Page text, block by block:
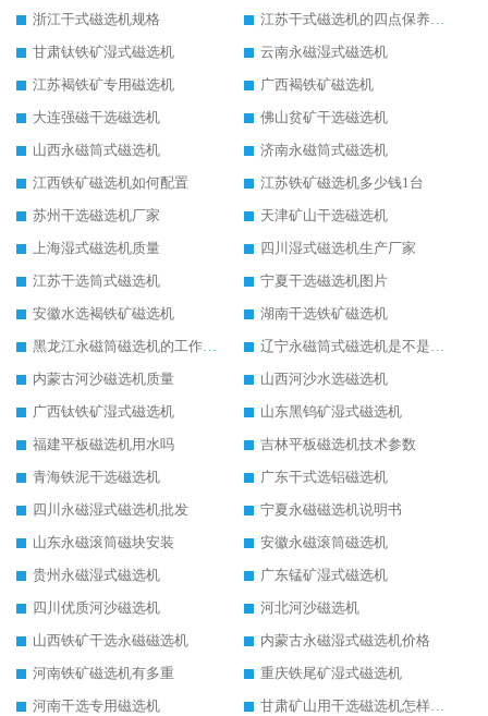
浙江干式磁选机规格
江苏干式磁选机的四点保养秘籍
甘肃钛铁矿湿式磁选机
云南永磁湿式磁选机
江苏褐铁矿专用磁选机
广西褐铁矿磁选机
大连强磁干选磁选机
佛山贫矿干选磁选机
山西永磁筒式磁选机
济南永磁筒式磁选机
江西铁矿磁选机如何配置
江苏铁矿磁选机多少钱1台
苏州干选磁选机厂家
天津矿山干选磁选机
上海湿式磁选机质量
四川湿式磁选机生产厂家
江苏干选筒式磁选机
宁夏干选磁选机图片
安徽水选褐铁矿磁选机
湖南干选铁矿磁选机
黑龙江永磁筒磁选机的工作原理
辽宁永磁筒式磁选机是不是强磁
内蒙古河沙磁选机质量
山西河沙水选磁选机
广西钛铁矿湿式磁选机
山东黑钨矿湿式磁选机
福建平板磁选机用水吗
吉林平板磁选机技术参数
青海铁泥干选磁选机
广东干式选铝磁选机
四川永磁湿式磁选机批发
宁夏永磁磁选机说明书
山东永磁滚筒磁块安装
安徽永磁滚筒磁选机
贵州永磁湿式磁选机
广东锰矿湿式磁选机
四川优质河沙磁选机
河北河沙磁选机
山西铁矿干选永磁磁选机
内蒙古永磁湿式磁选机价格
河南铁矿磁选机有多重
重庆铁尾矿湿式磁选机
河南干选专用磁选机
甘肃矿山用干选磁选机怎样调磁